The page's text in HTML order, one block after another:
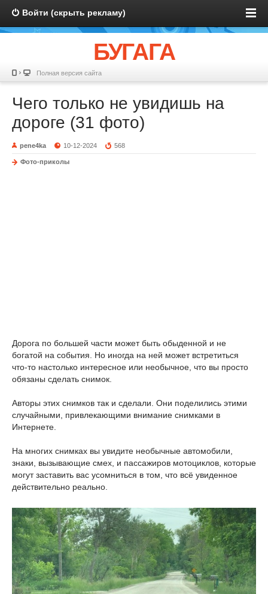
Войти (скрыть рекламу)
БУГАГА
Полная версия сайта
Чего только не увидишь на
дороге (31 фото)
pene4ka 10-12-2024 568
Фото-приколы
Дорога по большей части может быть обыденной и не
богатой на события. Но иногда на ней может встретиться
что-то настолько интересное или необычное, что вы просто
обязаны сделать снимок.
Авторы этих снимков так и сделали. Они поделились этими
случайными, привлекающими внимание снимками в
Интернете.
На многих снимках вы увидите необычные автомобили,
знаки, вызывающие смех, и пассажиров мотоциклов, которые
могут заставить вас усомниться в том, что всё увиденное
действительно реально.